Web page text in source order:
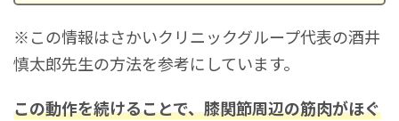
※この情報はさかいクリニックグループ代表の酒井
慎太郎先生の方法を参考にしています。
この動作を続けることで、膝関節周辺の筋肉がほぐ